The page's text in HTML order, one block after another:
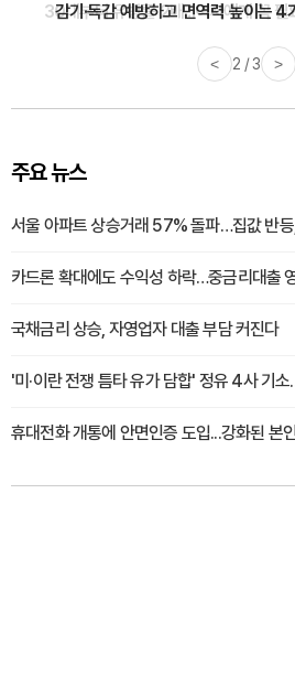
감기·독감 예방하고 면역력 높이는
< 3 / 3 >
주요 뉴스
서울 아파트 상승거래 57% 돌파…집값 반
카드론 확대에도 수익성 하락…중금리대출
국채금리 상승, 자영업자 대출 부담 커진다
'미·이란 전쟁 틈타 유가 담합' 정유 4사 기
휴대전화 개통에 안면인증 도입...강화된 본